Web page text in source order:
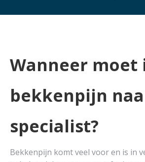
Wanneer moet
bekkenpijn
specialist?
Bekkenpijn komt veel voor en is in